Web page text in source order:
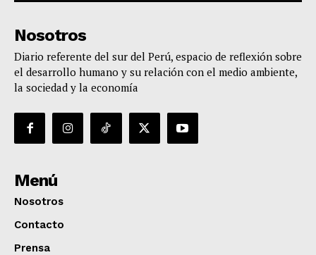
Nosotros
Diario referente del sur del Perú, espacio de reflexión sobre
el desarrollo humano y su relación con el medio ambiente,
la sociedad y la economía
Menú
Nosotros
Contacto
Prensa